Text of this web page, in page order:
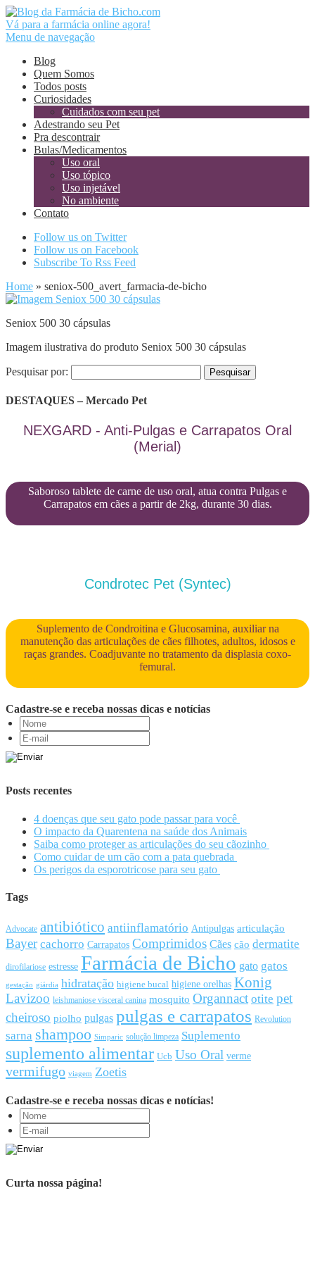
Vá para a farmácia online agora!
Menu de navegação
Blog
Quem Somos
Todos posts
Curiosidades
Cuidados com seu pet
Adestrando seu Pet
Pra descontrair
Bulas/Medicamentos
Uso oral
Uso tópico
Uso injetável
No ambiente
Contato
Follow us on Twitter
Follow us on Facebook
Subscribe To Rss Feed
Home » seniox-500_avert_farmacia-de-bicho
Seniox 500 30 cápsulas
Imagem ilustrativa do produto Seniox 500 30 cápsulas
Pesquisar por:
DESTAQUES – Mercado Pet
NEXGARD - Anti-Pulgas e Carrapatos Oral
(Merial)
Saboroso tablete de carne de uso oral, atua contra Pulgas e
Carrapatos em cães a partir de 2kg, durante 30 dias.
Condrotec Pet (Syntec)
Suplemento de Condroitina e Glucosamina, auxiliar na
manutenção das articulações de cães filhotes, adultos, idosos e
raças grandes. Coadjuvante no tratamento da displasia coxo-
femural.
Cadastre-se e receba nossas dicas e notícias
Posts recentes
4 doenças que seu gato pode passar para você
O impacto da Quarentena na saúde dos Animais
Saiba como proteger as articulações do seu cãozinho
Como cuidar de um cão com a pata quebrada
Os perigos da esporotricose para seu gato
Tags
Advocate antibiótico antiinflamatório Antipulgas articulação
Bayer cachorro Carrapatos Comprimidos Cães cão dermatite
dirofilariose estresse Farmácia de Bicho gato gatos
gestação giárdia hidratação higiene bucal higiene orelhas Konig
Lavizoo leishmaniose visceral canina mosquito Organnact otite pet
cheiroso piolho pulgas pulgas e carrapatos Revolution
sarna shampoo Simparic solução limpeza Suplemento
suplemento alimentar Ucb Uso Oral verme
vermifugo viagem Zoetis
Cadastre-se e receba nossas dicas e notícias!
Curta nossa página!